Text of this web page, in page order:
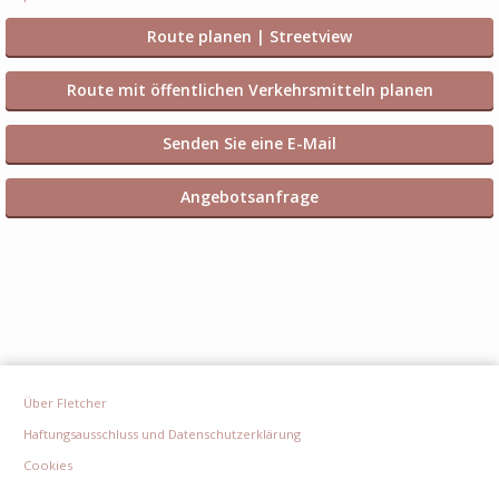
Route planen | Streetview
Route mit öffentlichen Verkehrsmitteln planen
Senden Sie eine E-Mail
Angebotsanfrage
Über Fletcher
Haftungsausschluss und Datenschutzerklärung
Cookies